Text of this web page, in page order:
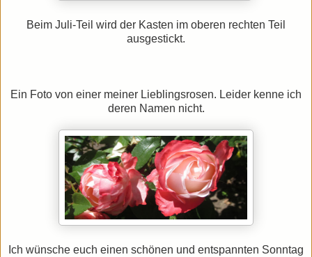
Beim Juli-Teil wird der Kasten im oberen rechten Teil
ausgestickt.
Ein Foto von einer meiner Lieblingsrosen. Leider kenne ich
deren Namen nicht.
Ich wünsche euch einen schönen und entspannten Sonntag